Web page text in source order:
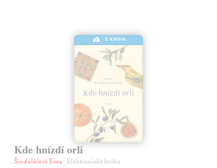
E-KNIHA
Kde hnízdí orli
Šindelářová Ema| Elektronická kniha